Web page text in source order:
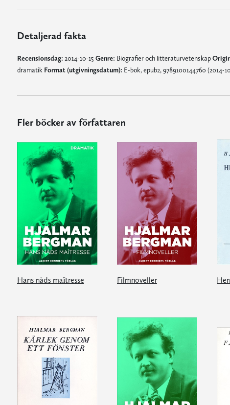
Detaljerad fakta
Recensionsdag: 2014-10-15 Genre: Biografier och litteraturvetenskap
dramatik Format (utgivningsdatum): E-bok, epub2, 9789100144760 (2014-
Fler böcker av författaren
Hans nåds maîtresse Filmnoveller